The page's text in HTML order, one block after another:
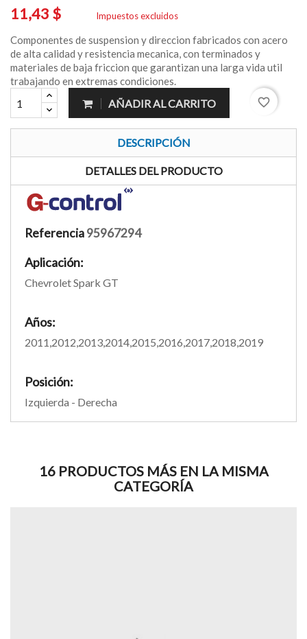
11,43 $ Impuestos excluidos
Componentes de suspension y direccion fabricados con acero
de alta calidad y resistencia mecanica, con terminados y
materiales de baja friccion que garantizan una larga vida util
trabajando en extremas condiciones.
AÑADIR AL CARRITO favorite_border
DESCRIPCIÓN
DETALLES DEL PRODUCTO
Referencia95967294
Aplicación:
Chevrolet Spark GT
Años:
2011,2012,2013,2014,2015,2016,2017,2018,2019
Posición:
Izquierda - Derecha
16 PRODUCTOS MÁS EN LA MISMA
CATEGORÍA